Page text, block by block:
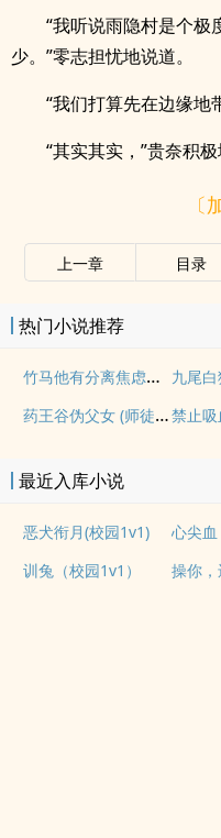
“我听说雨隐村是个极
少。”零志担忧地说道。
“我们打算先在边缘地
“其实其实，”贵奈积
〔
上一章 目录
热门小说推荐
竹马他有分离焦虑（1v1）
药王谷伪父女 (师徒养成)
最近入库小说
恶犬衔月(校园1v1) 心尖血
训兔（校园1v1）